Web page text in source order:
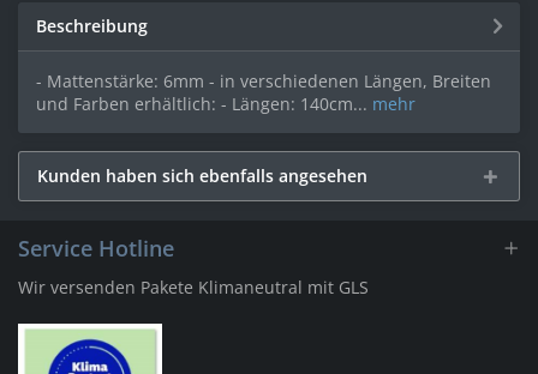
Beschreibung
- Mattenstärke: 6mm - in verschiedenen Längen, Breiten
und Farben erhältlich: - Längen: 140cm... mehr
Kunden haben sich ebenfalls angesehen
Service Hotline
Wir versenden Pakete Klimaneutral mit GLS